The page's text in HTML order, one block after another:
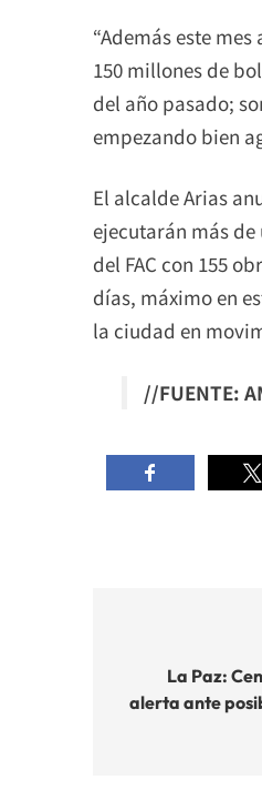
“Además este
150 millones de
del año pasado;
empezando bien
El alcalde Arias
ejecutarán más de
del FAC con 155
días, máximo en
la ciudad en
//FUENTE:
entradas
La Paz:
alerta ante